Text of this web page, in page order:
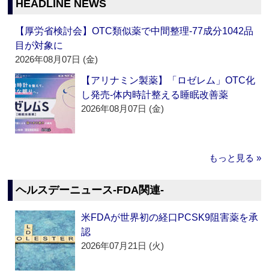
HEADLINE NEWS
【厚労省検討会】OTC類似薬で中間整理‐77成分1042品
目が対象に
2026年08月07日 (金)
【アリナミン製薬】「ロゼレム」OTC化
し発売‐体内時計整える睡眠改善薬
2026年08月07日 (金)
もっと見る »
ヘルスデーニュース‐FDA関連‐
米FDAが世界初の経口PCSK9阻害薬を承
認
2026年07月21日 (火)